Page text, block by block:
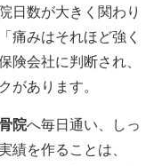
日数が大きく関わり
痛みはそれほど強く
険会社に判断され、
があります。
院へ毎日通い、しっ
績を作ることは、